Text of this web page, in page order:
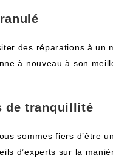
des réparations à
à nouveau à son
de tranquillité
sommes fiers
d’experts sur la